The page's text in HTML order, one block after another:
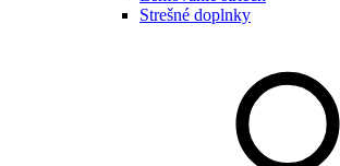
Strešné doplnky